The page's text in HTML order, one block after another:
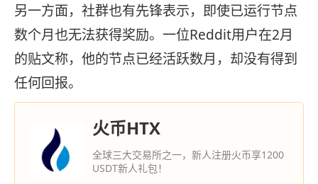
另一方面，社群也有先锋表示，即使已运行节点
数个月也无法获得奖励。一位Reddit用户在2月
的贴文称，他的节点已经活跃数月，却没有得到
任何回报。
火币HTX
全球三大交易所之一，新人注册火币享1200
USDT新人礼包！